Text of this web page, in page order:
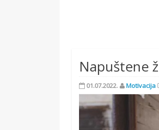
Napuštene
01.07.2022. Motivacija